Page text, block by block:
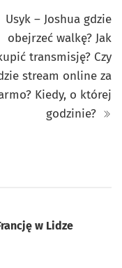
Usyk – Joshua gdzie
obejrzeć walkę? Jak
transmisję? Czy
stream online za
Kiedy, o której
godzinie?
w Lidze